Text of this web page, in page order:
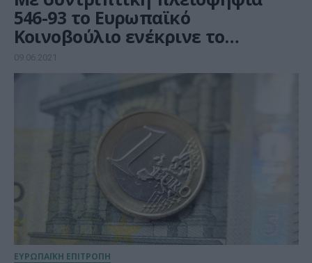
546-93 το Ευρωπαϊκό
Κοινοβούλιο ενέκρινε το
Ψηφιακό Πιστοποιητικό Covid
09.06.2021
ΕΥΡΩΠΑΪΚΗ ΕΠΙΤΡΟΠΗ